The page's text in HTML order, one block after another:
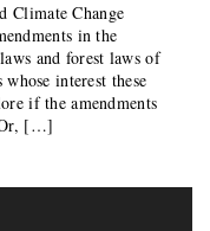
Climate Change
in the
and forest laws of
interest these
if the amendments
Or, […]